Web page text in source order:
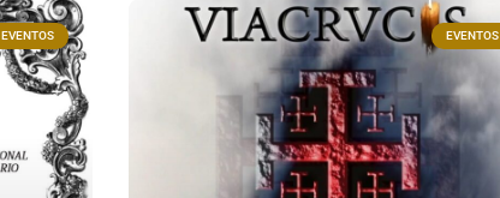
EVENTOS EVENTOS